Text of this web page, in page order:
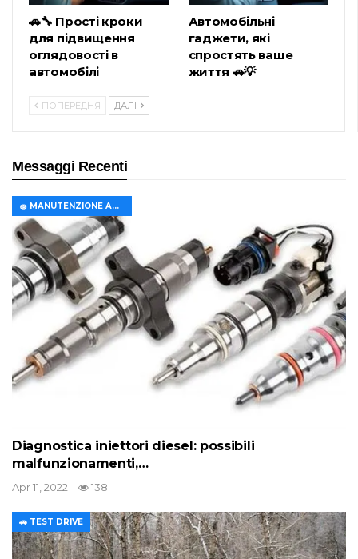
🚗🔧 Прості кроки
для підвищення
оглядовості в
автомобілі
Автомобільні
гаджети, які
спростять ваше
життя 🚗💡
ПОПЕРЕДНЯ ДАЛІ
Messaggi Recenti
🧽 MANUTENZIONE AUTO
Diagnostica iniettori diesel: possibili
malfunzionamenti,…
Apr 11, 2022 138
🚗 TEST DRIVE